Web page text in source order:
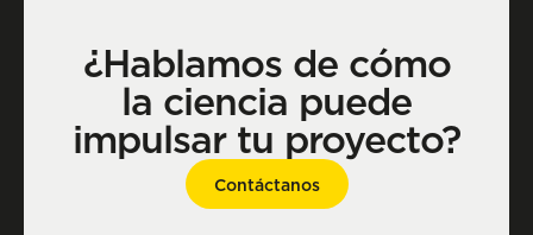
¿Hablamos de cómo
la ciencia puede
impulsar tu proyecto?
Contáctanos